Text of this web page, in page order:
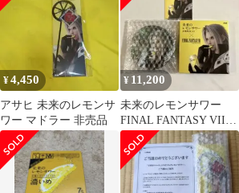
ジナル 数量限定 345ml
缶×48本 (24本×2ケー
ス) レモンサワー チュ
ーハイ サワー フルオー
プン缶 AIB
¥4,450
アサヒ 未来のレモンサ
ワー マドラー 非売品
¥ 11,200
未来のレモンサワー
FINAL FANTASY VII
コラボ